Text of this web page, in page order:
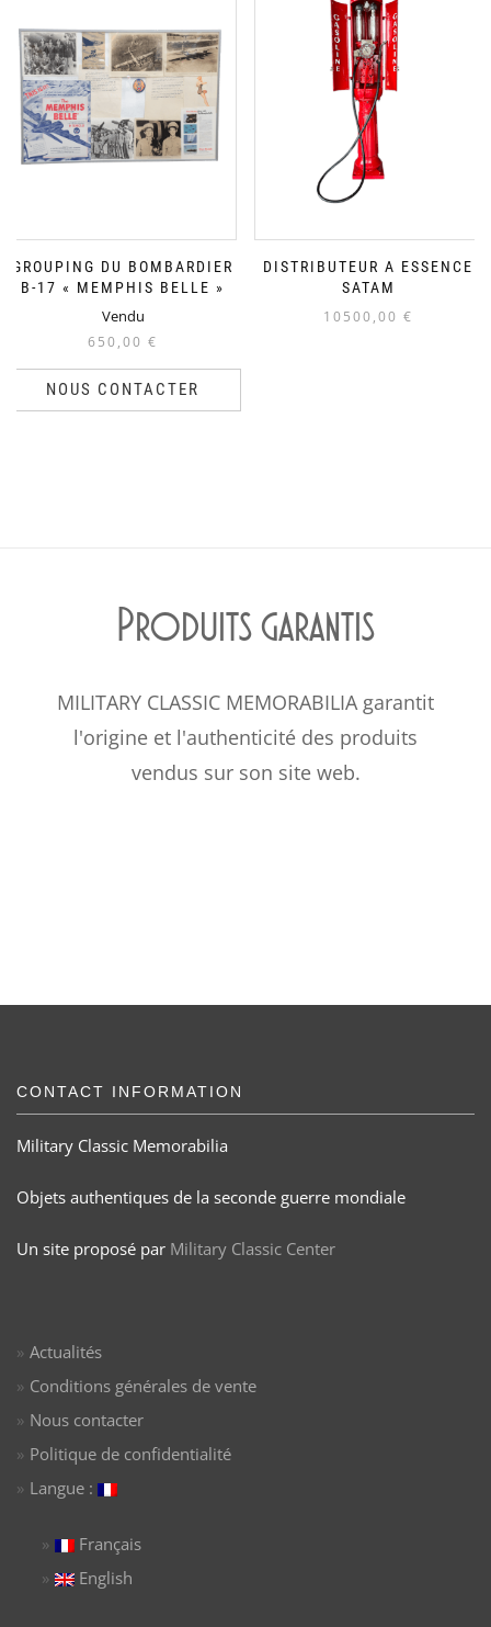
GROUPING DU BOMBARDIER
B-17 « MEMPHIS BELLE »
Vendu
650,00 €
NOUS CONTACTER
DISTRIBUTEUR A ESSENCE
SATAM
10500,00 €
Produits garantis
MILITARY CLASSIC MEMORABILIA garantit
l'origine et l'authenticité des produits
vendus sur son site web.
CONTACT INFORMATION
Military Classic Memorabilia
Objets authentiques de la seconde guerre mondiale
Un site proposé par Military Classic Center
Actualités
Conditions générales de vente
Nous contacter
Politique de confidentialité
Langue :
Français
English